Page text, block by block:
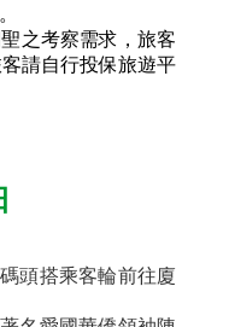
之考察需求，旅客
請自行投保旅遊平
頭搭乘客輪前往廈